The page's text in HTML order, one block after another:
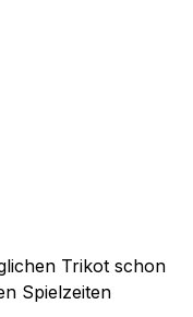
Trikot schon
Spielzeiten